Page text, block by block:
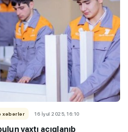
xəbərlər 16 İyul 2025, 16:10
vaxtı açıqlanıb